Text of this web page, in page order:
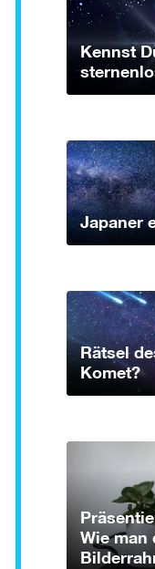
Kennst
Japaner
Rätsel
Komet?
Wie man